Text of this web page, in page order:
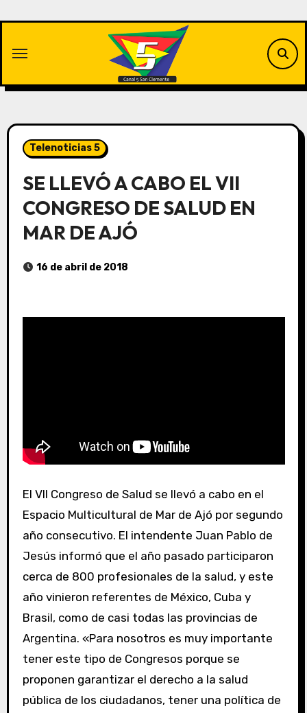
contenido
Telenoticias 5
SE LLEVÓ A CABO EL VII
CONGRESO DE SALUD EN
MAR DE AJÓ
16 de abril de 2018
El VII Congreso de Salud se llevó a cabo en el
Espacio Multicultural de Mar de Ajó por segundo
año consecutivo. El intendente Juan Pablo de
Jesús informó que el año pasado participaron
cerca de 800 profesionales de la salud, y este
año vinieron referentes de México, Cuba y
Brasil, como de casi todas las provincias de
Argentina. «Para nosotros es muy importante
tener este tipo de Congresos porque se
proponen garantizar el derecho a la salud
pública de los ciudadanos, tener una política de